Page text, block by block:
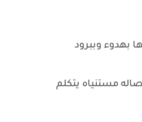
وببرود
مستنياه يتكلم